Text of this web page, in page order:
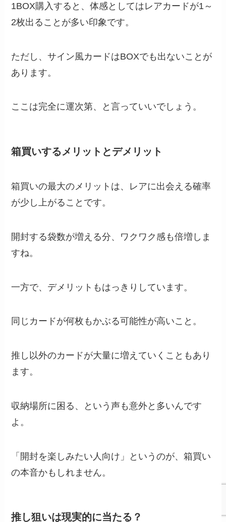
1BOX購入すると、体感としてはレアカードが1～
2枚出ることが多い印象です。
ただし、サイン風カードはBOXでも出ないことが
あります。
ここは完全に運次第、と言っていいでしょう。
箱買いするメリットとデメリット
箱買いの最大のメリットは、レアに出会える確率
が少し上がることです。
開封する袋数が増える分、ワクワク感も倍増しま
すね。
一方で、デメリットもはっきりしています。
同じカードが何枚もかぶる可能性が高いこと。
推し以外のカードが大量に増えていくこともあり
ます。
収納場所に困る、という声も意外と多いんです
よ。
「開封を楽しみたい人向け」というのが、箱買い
の本音かもしれません。
推し狙いは現実的に当たる？